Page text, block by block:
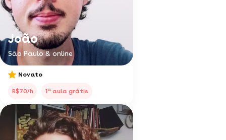
João
São Paulo & online
Novato
R$70/h 1a aula grátis